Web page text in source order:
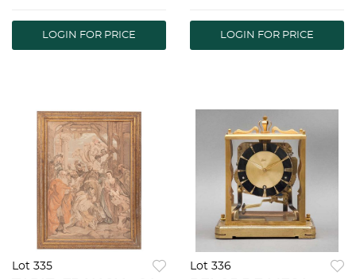
bordada en hilo
policromado con
LOGIN FOR PRICE
guardapolvo, caja y
tarjeta. 38 cm de
LOGIN FOR PRICE
Lot 335 Lot 336